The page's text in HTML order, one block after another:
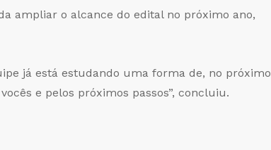
ampliar o alcance do edital no próximo ano,
já está estudando uma forma de, no próximo
e pelos próximos passos”, concluiu.